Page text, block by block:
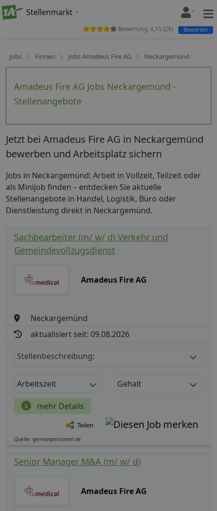
Stellenmarkt
Jobs Firmen Jobs Amadeus Fire AG Neckargemünd
Amadeus Fire AG Jobs Neckargemünd -
Stellenangebote
Bewertung: 4,15 (28) Bewerten
Jetzt bei Amadeus Fire AG in Neckargemünd
bewerben und Arbeitsplatz sichern
Jobs in Neckargemünd: Arbeit in Vollzeit, Teilzeit oder
als Minijob finden – entdecken Sie aktuelle
Stellenangebote in Handel, Logistik, Büro oder
Dienstleistung direkt in Neckargemünd.
Sachbearbeiter (m/ w/ d) Verkehr und
Gemeindevollzugsdienst
Amadeus Fire AG
Neckargemünd
aktualisiert seit: 09.08.2026
Stellenbeschreibung:
Arbeitszeit Gehalt
mehr Details
Teilen
Quelle: germanpersonnel.de
Senior Manager M&A (m/ w/ d)
Amadeus Fire AG